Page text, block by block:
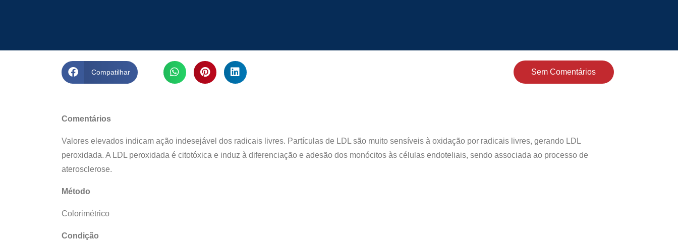
Compatilhar Sem Comentários
Comentários
Valores elevados indicam ação indesejável dos radicais livres. Partículas de LDL são muito sensíveis à oxidação por radicais livres, gerando LDL
peroxidada. A LDL peroxidada é citotóxica e induz à diferenciação e adesão dos monócitos às células endoteliais, sendo associada ao processo de
aterosclerose.
Método
Colorimétrico
Condição